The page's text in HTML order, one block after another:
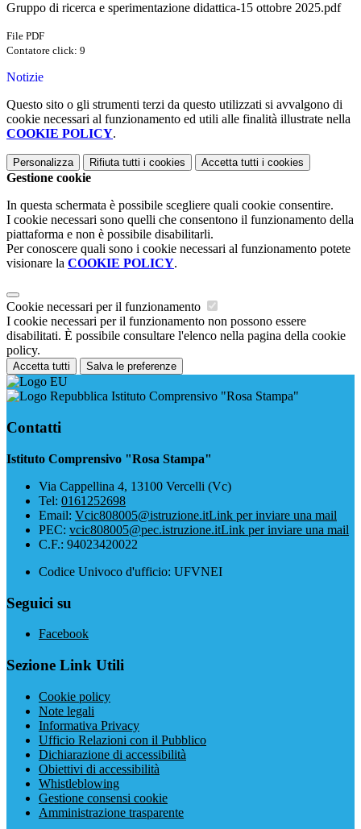
Gruppo di ricerca e sperimentazione didattica-15 ottobre 2025.pdf
File PDF
Contatore click: 9
Notizie
Questo sito o gli strumenti terzi da questo utilizzati si avvalgono di
cookie necessari al funzionamento ed utili alle finalità illustrate nella
COOKIE POLICY.
Personalizza Rifiuta tutti i cookies Accetta tutti i cookies
Gestione cookie
In questa schermata è possibile scegliere quali cookie consentire.
I cookie necessari sono quelli che consentono il funzionamento della
piattaforma e non è possibile disabilitarli.
Per conoscere quali sono i cookie necessari al funzionamento potete
visionare la COOKIE POLICY.
Cookie necessari per il funzionamento
I cookie necessari per il funzionamento non possono essere
disabilitati. È possibile consultare l'elenco nella pagina della cookie
policy.
Accetta tutti Salva le preferenze
Istituto Comprensivo "Rosa Stampa"
Contatti
Istituto Comprensivo "Rosa Stampa"
Via Cappellina 4, 13100 Vercelli (Vc)
Tel: 0161252698
Email: Vcic808005@istruzione.itLink per inviare una mail
PEC: vcic808005@pec.istruzione.itLink per inviare una mail
C.F.: 94023420022
Codice Univoco d'ufficio: UFVNEI
Seguici su
Facebook
Sezione Link Utili
Cookie policy
Note legali
Informativa Privacy
Ufficio Relazioni con il Pubblico
Dichiarazione di accessibilità
Obiettivi di accessibilità
Whistleblowing
Gestione consensi cookie
Amministrazione trasparente